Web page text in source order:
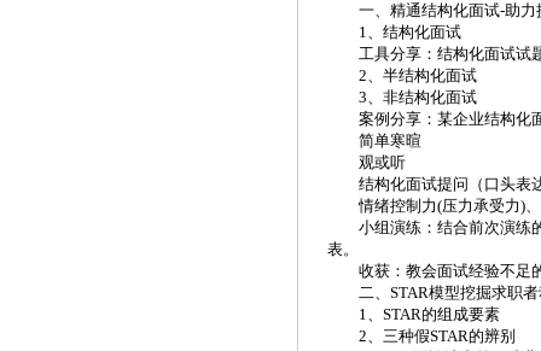
一、精通结构化面试-助力
1、结构化面试
工具分享：结构化面试试
2、半结构化面试
3、非结构化面试
案例分享：某企业结构化
简单寒暄
观或听
结构化面试提问（口头表
情绪控制力(压力承受力)
小组演练：结合前次演练
表。
收获：教会面试经验不足
二、 STAR模型挖掘求职
1、STAR的组成要素
2、三种假STAR的辨别